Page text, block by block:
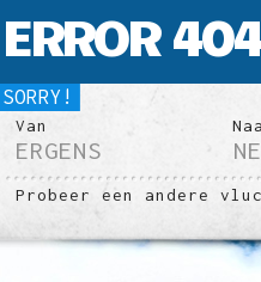
ERROR 404
SORRY!
Van
ERGENS
Probeer een andere